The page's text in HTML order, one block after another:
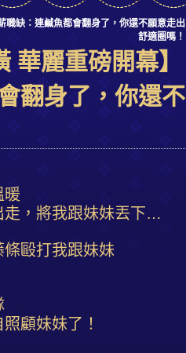
職缺：連鹹魚都會翻身了，你還不願意走出
舒適圈嗎！
麗重磅開幕】
翻身了，你還不
暖
走，將我跟妹妹丟下…
毆打我跟妹妹
顧妹妹了！